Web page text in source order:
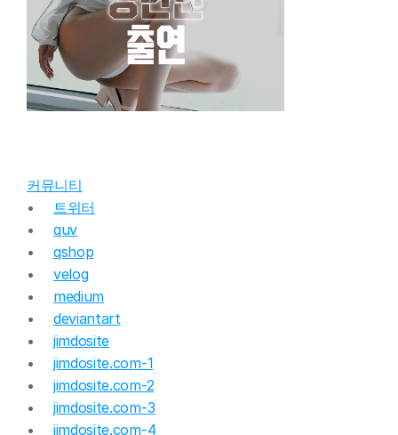
커뮤니티
트위터
quv
qshop
velog
medium
deviantart
jimdosite
jimdosite.com-1
jimdosite.com-2
jimdosite.com-3
jimdosite.com-4